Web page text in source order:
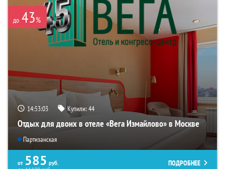
до 43%
14:53:03 Купили:44
Отдых для двоих в отеле «Вега Измайлово» в Москве
Партизанская
от 585 руб.
ПОДРОБНЕЕ